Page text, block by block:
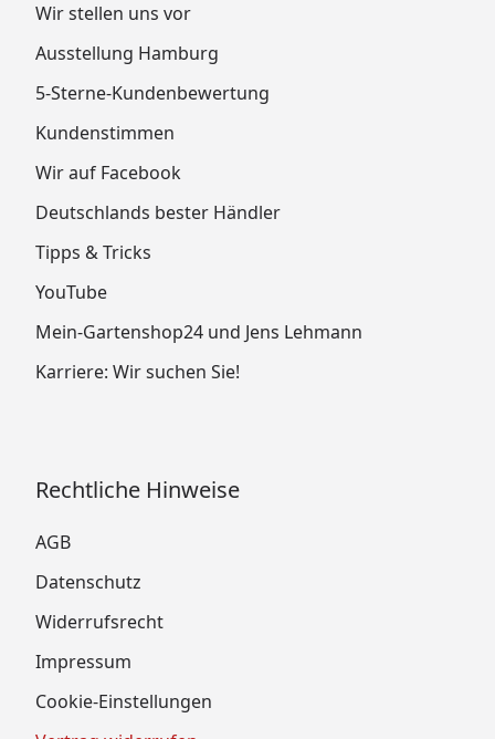
Wir stellen uns vor
Ausstellung Hamburg
5-Sterne-Kundenbewertung
Kundenstimmen
Wir auf Facebook
Deutschlands bester Händler
Tipps & Tricks
YouTube
Mein-Gartenshop24 und Jens Lehmann
Karriere: Wir suchen Sie!
Rechtliche Hinweise
AGB
Datenschutz
Widerrufsrecht
Impressum
Cookie-Einstellungen